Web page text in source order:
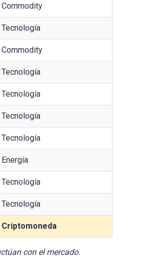
Commodity
Tecnología
Commodity
Tecnología
Tecnología
Tecnología
Tecnología
Energía
Tecnología
Tecnología
Criptomoneda
con el mercado.